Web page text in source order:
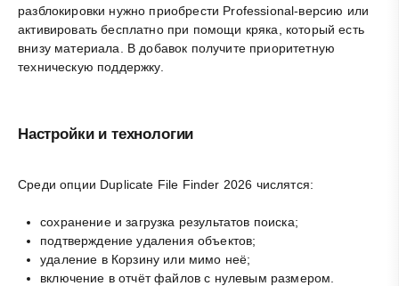
разблокировки нужно приобрести Professional-версию или
активировать бесплатно при помощи кряка, который есть
внизу материала. В добавок получите приоритетную
техническую поддержку.
Настройки и технологии
Среди опции Duplicate File Finder 2026 числятся:
сохранение и загрузка результатов поиска;
подтверждение удаления объектов;
удаление в Корзину или мимо неё;
включение в отчёт файлов с нулевым размером.